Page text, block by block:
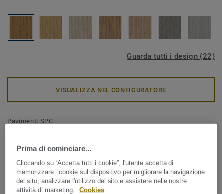
Guarda tutti i design (22)
VISUALIZZA NEL CONFIGURATORE
Pavimenti SPC
ESAURIMENTO - Rovere
Delicate TOFFEE
Prima di cominciare...
Cliccando su “Accetta tutti i cookie”, l'utente accetta di
memorizzare i cookie sul dispositivo per migliorare la navigazione
del sito, analizzare l'utilizzo del sito e assistere nelle nostre
attività di marketing.
Cookies